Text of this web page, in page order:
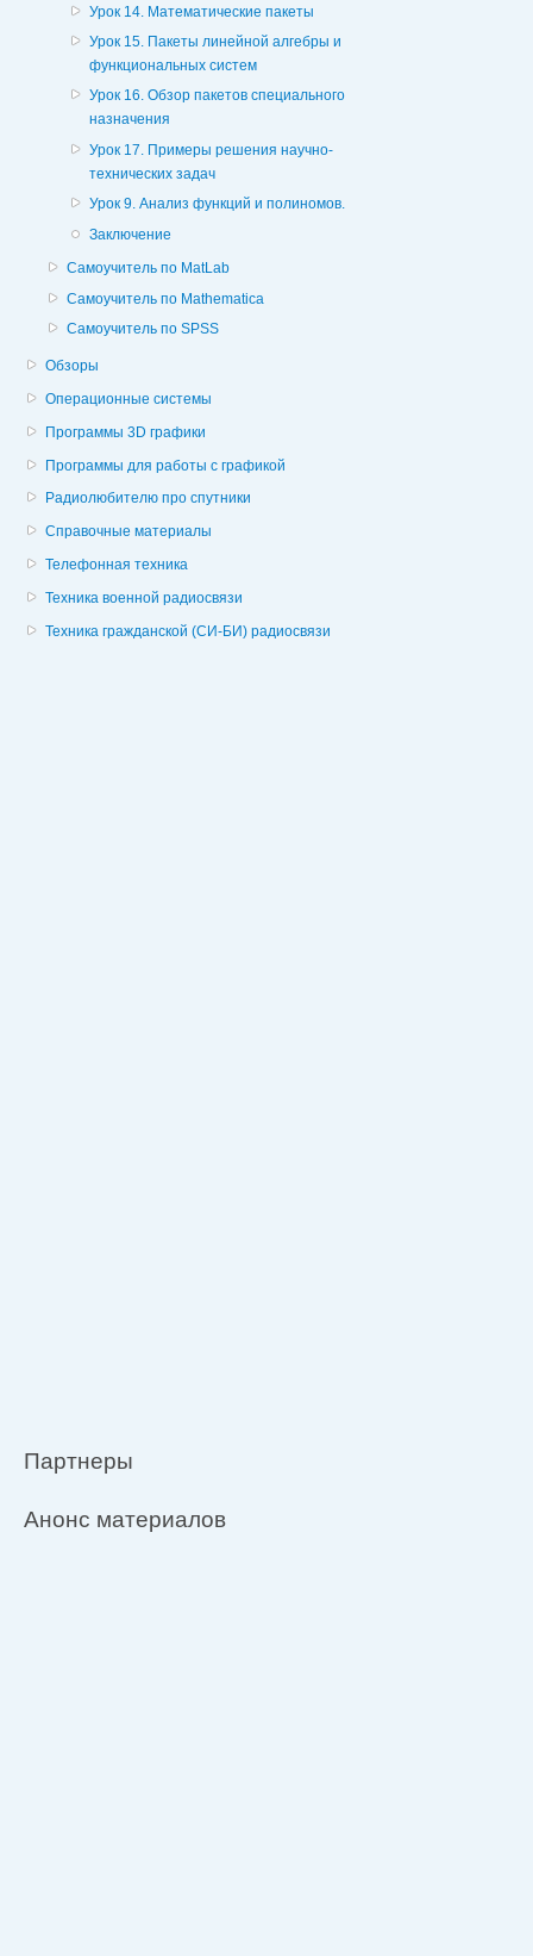
Урок 14. Математические пакеты
Урок 15. Пакеты линейной алгебры и
функциональных систем
Урок 16. Обзор пакетов специального
назначения
Урок 17. Примеры решения научно-
технических задач
Урок 9. Анализ функций и полиномов.
Заключение
Самоучитель по MatLab
Самоучитель по Mathematica
Самоучитель по SPSS
Обзоры
Операционные системы
Программы 3D графики
Программы для работы с графикой
Радиолюбителю про спутники
Справочные материалы
Телефонная техника
Техника военной радиосвязи
Техника гражданской (СИ-БИ) радиосвязи
Партнеры
Анонс материалов